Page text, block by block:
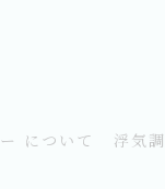
について 浮気